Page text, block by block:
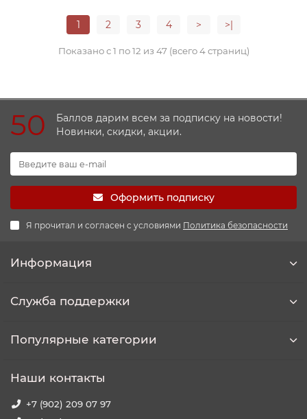
1 2 3 4 > >|
Показано с 1 по 12 из 47 (всего 4 страниц)
50
Баллов дарим всем за подписку на новости!
Новинки, скидки, акции.
Оформить подписку
Я прочитал и согласен с условиями Политика безопасности
Информация
Служба поддержки
Популярные категории
Наши контакты
+7 (902) 209 07 97